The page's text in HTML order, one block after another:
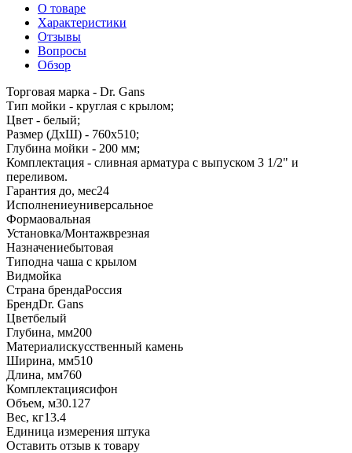
О товаре
Характеристики
Отзывы
Вопросы
Обзор
Торговая марка - Dr. Gans
Тип мойки - круглая с крылом;
Цвет - белый;
Размер (ДхШ) - 760х510;
Глубина мойки - 200 мм;
Комплектация - сливная арматура с выпуском 3 1/2" и
переливом.
Гарантия до, мес24
Исполнениеуниверсальное
Формаовальная
Установка/Монтажврезная
Назначениебытовая
Типодна чаша с крылом
Видмойка
Страна брендаРоссия
БрендDr. Gans
Цветбелый
Глубина, мм200
Материалискусственный камень
Ширина, мм510
Длина, мм760
Комплектациясифон
Объем, м30.127
Вес, кг13.4
Единица измерения штука
Оставить отзыв к товару